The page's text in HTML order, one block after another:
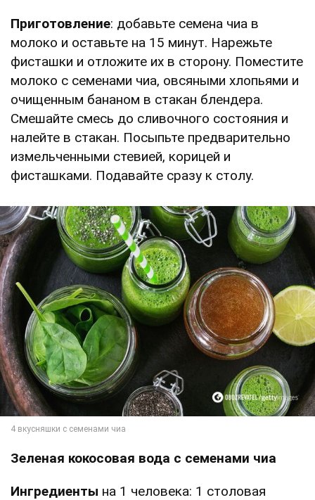
Приготовление: добавьте семена чиа в
молоко и оставьте на 15 минут. Нарежьте
фисташки и отложите их в сторону. Поместите
молоко с семенами чиа, овсяными хлопьями и
очищенным бананом в стакан блендера.
Смешайте смесь до сливочного состояния и
налейте в стакан. Посыпьте предварительно
измельченными стевией, корицей и
фисташками. Подавайте сразу к столу.
Зеленая кокосовая вода с семенами чиа
Ингредиенты на 1 человека: 1 столовая